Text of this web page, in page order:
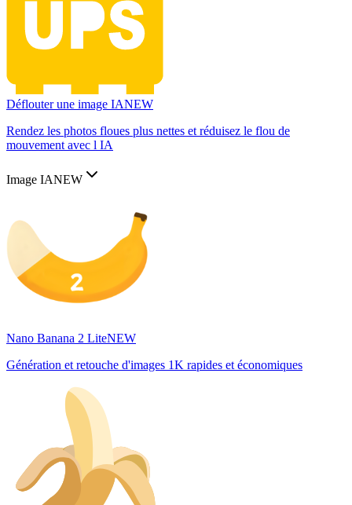
Déflouter une image IANEW
Rendez les photos floues plus nettes et réduisez le flou de
mouvement avec l IA
Image IANEW
Nano Banana 2 LiteNEW
Génération et retouche d'images 1K rapides et économiques